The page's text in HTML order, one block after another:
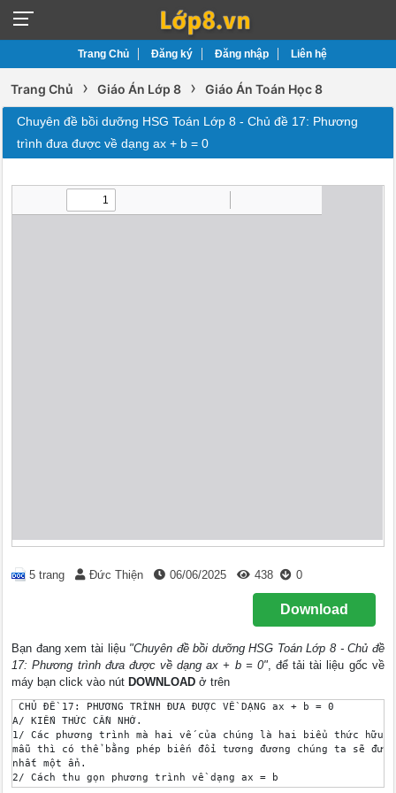
Trang Chủ Đăng ký Đăng nhập Liên hệ
Trang Chủ › Giáo Án Lớp 8 › Giáo Án Toán Học 8
Chuyên đề bồi dưỡng HSG Toán Lớp 8 - Chủ đề 17: Phương
trình đưa được về dạng ax + b = 0
5 trang Đức Thiện 06/06/2025 438 0
Download
Bạn đang xem tài liệu "Chuyên đề bồi dưỡng HSG Toán Lớp 8 - Chủ đề
17: Phương trình đưa được về dạng ax + b = 0", để tải tài liệu gốc về
máy bạn click vào nút DOWNLOAD ở trên
CHỦ ĐỀ 17: PHƯƠNG TRÌNH ĐƯA ĐƯỢC VỀ DẠNG ax + b = 0
A/ KIẾN THỨC CẦN NHỚ.
1/ Các phương trình mà hai vế của chúng là hai biểu thức
mẫu thì có thể bằng phép biến đổi tương đương chúng ta sẽ
nhất một ẩn.
2/ Cách thu gọn phương trình về dạng ax = b